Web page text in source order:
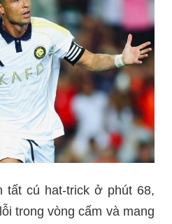
tất cú hat-trick ở phút 68,
trong vòng cấm và mang